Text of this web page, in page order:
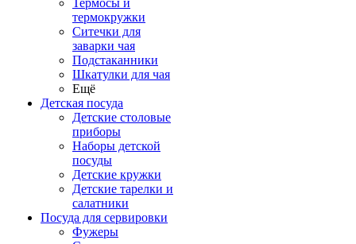
Термосы и
термокружки
Ситечки для
заварки чая
Подстаканники
Шкатулки для чая
Ещё
Детская посуда
Детские столовые
приборы
Наборы детской
посуды
Детские кружки
Детские тарелки и
салатники
Посуда для сервировки
Фужеры